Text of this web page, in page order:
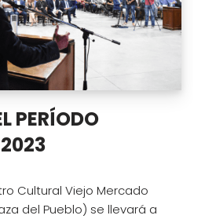
PERÍODO
Cultural Viejo Mercado
del Pueblo) se llevará a